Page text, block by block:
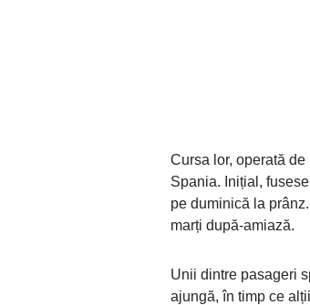
Cursa lor, operată
Spania. Inițial,
pe duminică la
marți după-amiază.
Unii dintre pasageri
ajungă, în timp ce